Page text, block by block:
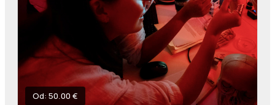
Od: 50.00 €